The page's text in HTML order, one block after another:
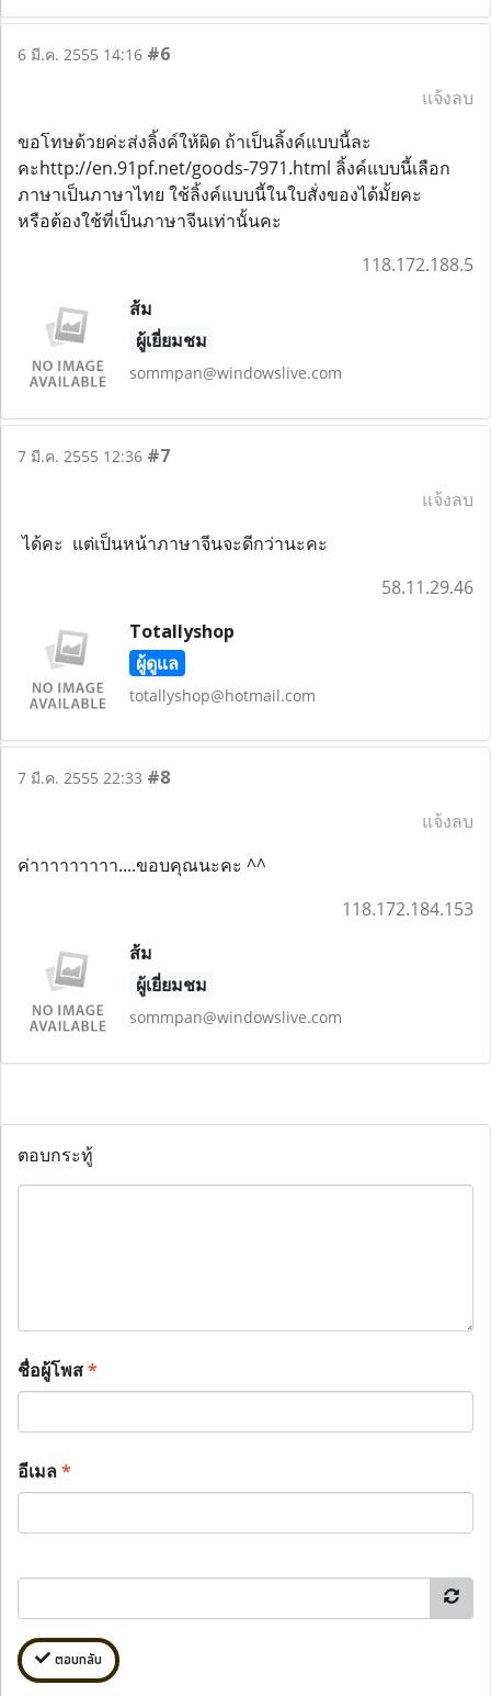
6 มี.ค. 2555 14:16 #6
แจ้งลบ
ขอโทษด้วยค่ะส่งลิ้งค์ให้ผิด ถ้าเป็นลิ้งค์แบบนี้ละ
คะhttp://en.91pf.net/goods-7971.html ลิ้งค์แบบนี้เลือก
ภาษาเป็นภาษาไทย ใช้ลิ้งค์แบบนี้ในใบสั่งของได้มั้ยคะ
หรือต้องใช้ที่เป็นภาษาจีนเท่านั้นคะ
118.172.188.5
ส้ม
ผู้เยี่ยมชม
sommpan@windowslive.com
7 มี.ค. 2555 12:36 #7
แจ้งลบ
ได้คะ แต่เป็นหน้าภาษาจีนจะดีกว่านะคะ
58.11.29.46
Totallyshop
ผู้ดูแล
totallyshop@hotmail.com
7 มี.ค. 2555 22:33 #8
แจ้งลบ
ค่าาาาาาาาา....ขอบคุณนะคะ ^^
118.172.184.153
ส้ม
ผู้เยี่ยมชม
sommpan@windowslive.com
ตอบกระทู้
ชื่อผู้โพส*
อีเมล*
ตอบกลับ